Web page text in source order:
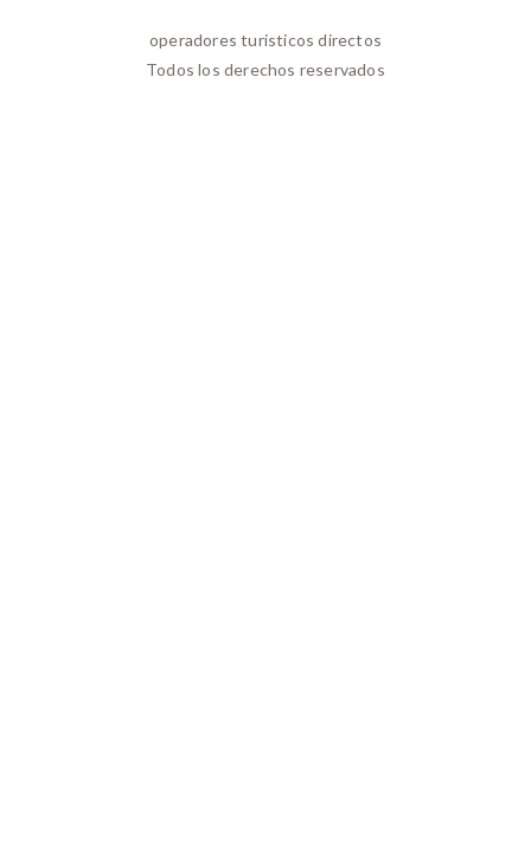
operadores turisticos directos
Todos los derechos reservados